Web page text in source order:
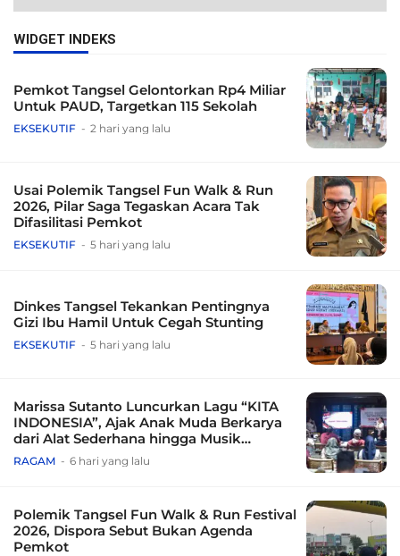
WIDGET INDEKS
Pemkot Tangsel Gelontorkan Rp4 Miliar
Untuk PAUD, Targetkan 115 Sekolah
EKSEKUTIF 2 hari yang lalu
Usai Polemik Tangsel Fun Walk & Run
2026, Pilar Saga Tegaskan Acara Tak
Difasilitasi Pemkot
EKSEKUTIF 5 hari yang lalu
Dinkes Tangsel Tekankan Pentingnya
Gizi Ibu Hamil Untuk Cegah Stunting
EKSEKUTIF 5 hari yang lalu
Marissa Sutanto Luncurkan Lagu “KITA
INDONESIA”, Ajak Anak Muda Berkarya
dari Alat Sederhana hingga Musik
Tradisional
RAGAM 6 hari yang lalu
Polemik Tangsel Fun Walk & Run Festival
2026, Dispora Sebut Bukan Agenda
Pemkot